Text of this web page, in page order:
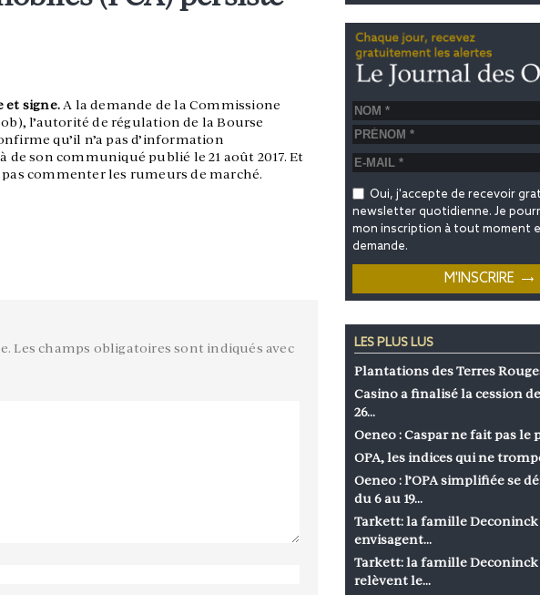
et signe. A la demande de la Commissione
l’autorité de régulation de la Bourse
qu’il n’a pas d’information
son communiqué publié le 21 août 2017. Et
commenter les rumeurs de marché.
Les champs obligatoires sont indiqués avec
Oui, j'accepte de recevoir
newsletter quotidienne. Je
mon inscription à tout moment
demande.
LES PLUS LUS
Plantations des Terres
Casino a finalisé la cession
26…
Oeneo : Caspar ne fait pas le
OPA, les indices qui ne
Oeneo : l’OPA simplifiée se
du 6 au 19…
Tarkett: la famille Deconinck
envisagent…
Tarkett: la famille Deconinck
relèvent le…